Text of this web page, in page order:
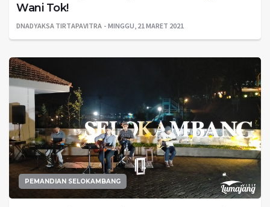
Wani Tok!
DNADYAKSA TIRTAPAVITRA MINGGU, 21 MARET 2021
PEMANDIAN SELOKAMBANG